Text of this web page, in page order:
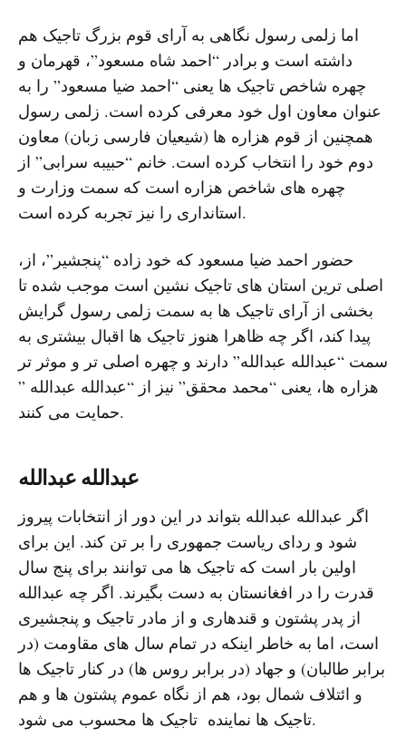
اما زلمی رسول نگاهی به آرای قوم بزرگ تاجیک هم
داشته است و برادر “احمد شاه مسعود”، قهرمان و
چهره شاخص تاجیک ها یعنی “احمد ضیا مسعود” را به
عنوان معاون اول خود معرفی کرده است. زلمی رسول
همچنین از قوم هزاره ها (شیعیان فارسی زبان) معاون
دوم خود را انتخاب کرده است. خانم “حبیبه سرابی” از
چهره های شاخص هزاره است که سمت وزارت و
استانداری را نیز تجربه کرده است.
،حضور احمد ضیا مسعود که خود زاده “پنجشیر”، از
اصلی ترین استان های تاجیک نشین است موجب شده تا
بخشی از آرای تاجیک ها به سمت زلمی رسول گرایش
پیدا کند، اگر چه ظاهرا هنوز تاجیک ها اقبال بیشتری به
سمت “عبدالله عبدالله” دارند و چهره اصلی تر و موثر تر
هزاره ها، یعنی “محمد محقق” نیز از “عبدالله عبدالله ”
حمایت می کنند.
عبدالله عبدالله
اگر عبدالله عبدالله بتواند در این دور از انتخابات پیروز
شود و ردای ریاست جمهوری را بر تن کند. این برای
اولین بار است که تاجیک ها می توانند برای پنج سال
قدرت را در افغانستان به دست بگیرند. اگر چه عبدالله
از پدر پشتون و قندهاری و از مادر تاجیک و پنجشیری
است، اما به خاطر اینکه در تمام سال های مقاومت (در
برابر طالبان) و جهاد (در برابر روس ها) در کنار تاجیک ها
و ائتلاف شمال بود، هم از نگاه عموم پشتون ها و هم
تاجیک ها نماینده تاجیک ها محسوب می شود.